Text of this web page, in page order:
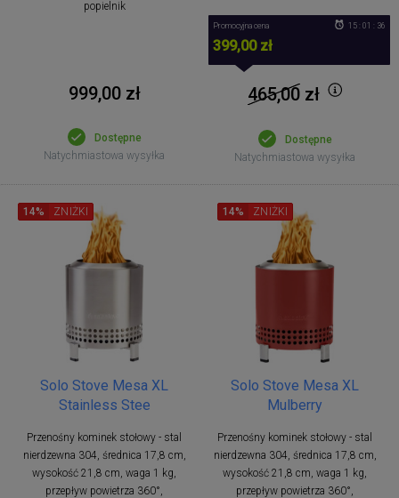
popielnik
999,00 zł
Dostępne
Natychmiastowa wysyłka
Promocyjna cena
399,00 zł
15 : 01 : 36
465,00zł
Dostępne
Natychmiastowa wysyłka
Solo Stove Mesa XL
Stainless Stee
Przenośny kominek stołowy - stal
nierdzewna 304, średnica 17,8 cm,
wysokość 21,8 cm, waga 1 kg,
przepływ powietrza 360°,
14% ZNIŻKI
Solo Stove Mesa XL
Mulberry
Przenośny kominek stołowy - stal
nierdzewna 304, średnica 17,8 cm,
wysokość 21,8 cm, waga 1 kg,
przepływ powietrza 360°,
14% ZNIŻKI